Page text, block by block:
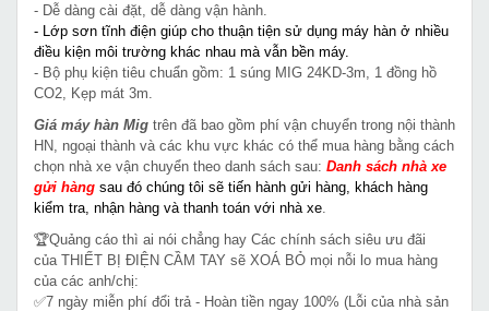
- Dễ dàng cài đặt, dễ dàng vận hành.
- Lớp sơn tĩnh điện giúp cho thuận tiện sử dụng máy hàn ở nhiều
điều kiện môi trường khác nhau mà vẫn bền máy.
- Bộ phụ kiện tiêu chuẩn gồm: 1 súng MIG 24KD-3m, 1 đồng hồ
CO2, Kẹp mát 3m.
Giá máy hàn Mig trên đã bao gồm phí vận chuyển trong nội thành
HN, ngoại thành và các khu vực khác có thể mua hàng bằng cách
chọn nhà xe vận chuyển theo danh sách sau: Danh sách nhà xe
gửi hàng sau đó chúng tôi sẽ tiến hành gửi hàng, khách hàng
kiểm tra, nhận hàng và thanh toán với nhà xe
🏆Quảng cáo thì ai nói chẳng hay Các chính sách siêu ưu đãi
của THIẾT BỊ ĐIỆN CẦM TAY sẽ XOÁ BỎ mọi nỗi lo mua hàng
của các anh/chị:
✅7 ngày miễn phí đổi trả - Hoàn tiền ngay 100% (Lỗi của nhà sản